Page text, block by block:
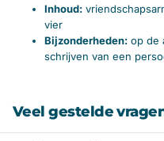
Inhoud:
vier
Bijzonderheden: op de
schrijven van een
Veel gestelde